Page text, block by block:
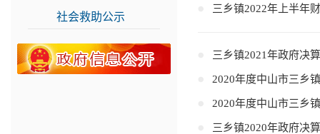
社会救助公示
三乡镇2022年上半年
三乡镇2021年政府决
2020年度中山市三乡
2020年度中山市三乡
三乡镇2020年政府决